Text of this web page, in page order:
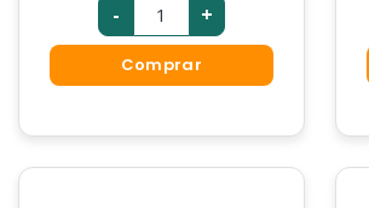
- +
Comprar